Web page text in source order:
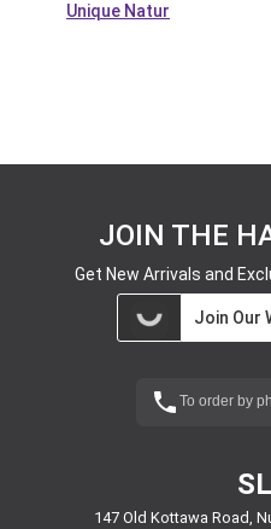
Unique Natur
JOIN THE
Get New Arrivals and
Join Our
To order by
147 Old Kottawa Road,